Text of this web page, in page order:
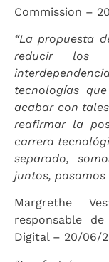
Commission –
“La propuesta
reducir los
tecnologías
acabar con
reafirmar la
carrera
separado,
juntos, pasamos
Margrethe
responsable
Digital – 20/06/